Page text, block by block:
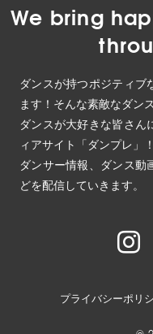
We bring
ダンスが持つポジティブ
ます！そんな素敵なダン
ダンスが大好きな皆さん
ィアサイト「ダンプレ」！
ダンサー情報、ダンス動
どを配信していきます。
プライバシーポリ